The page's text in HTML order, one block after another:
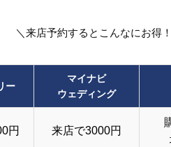
＼来店予約するとこんなにお得
ー
マイナビ
ウェディング
円 来店で3000円